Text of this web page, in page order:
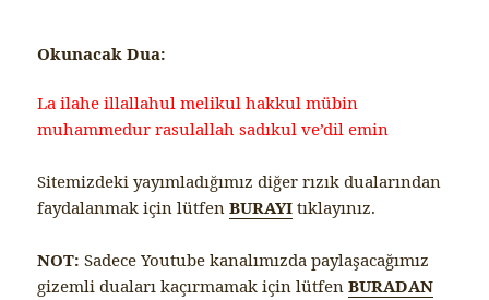
Okunacak Dua:
La ilahe illallahul melikul hakkul mübin
muhammedur rasulallah sadıkul ve’dil emin
Sitemizdeki yayımladığımız diğer rızık dualarından
faydalanmak için lütfenBURAYI tıklayınız.
NOT: Sadece Youtube kanalımızda paylaşacağımız
gizemli duaları kaçırmamak için lütfenBURADAN